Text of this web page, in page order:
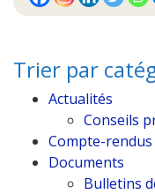
Trier par
Actualités
Conseils
Compte-rendus
Documents
Bulletins